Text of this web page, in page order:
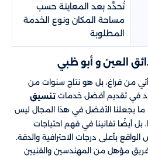
تُحدَّد بعد المعاينة حسب
مساحة المكان ونوع الخدمة
المطلوبة
العين و أبو ظبي​​
من فراغ، بل هو نتاج سنوات من
في تقديم أفضل خدمات تنسيق
. ما يجعلنا الأفضل في هذا المجال ليس
أيضًا تفانينا في فهم احتياجات
بأعلى درجات الاحترافية والدقة.
مؤهل من المهندسين والفنيين